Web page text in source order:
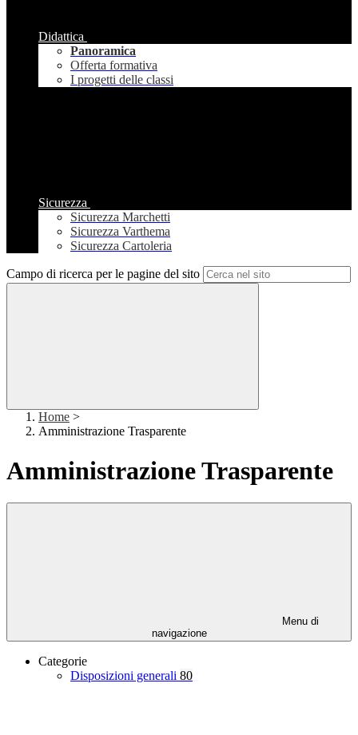
Didattica
Panoramica
Offerta formativa
I progetti delle classi
Sicurezza
Sicurezza Marchetti
Sicurezza Varthema
Sicurezza Cartoleria
Campo di ricerca per le pagine del sito
Home >
Amministrazione Trasparente
Amministrazione Trasparente
Menu di
navigazione
Categorie
Disposizioni generali 80